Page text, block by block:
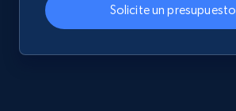
and more.
Solicite un presupuesto